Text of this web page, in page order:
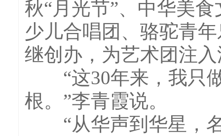
秋“月光节”、中华美
少儿合唱团、骆驼青
继创办，为艺术团注
“这30年来，我只做
根。”李青霞说。
“从华声到华星，名